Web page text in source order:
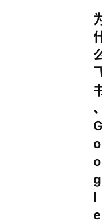
o
o
g
l
e